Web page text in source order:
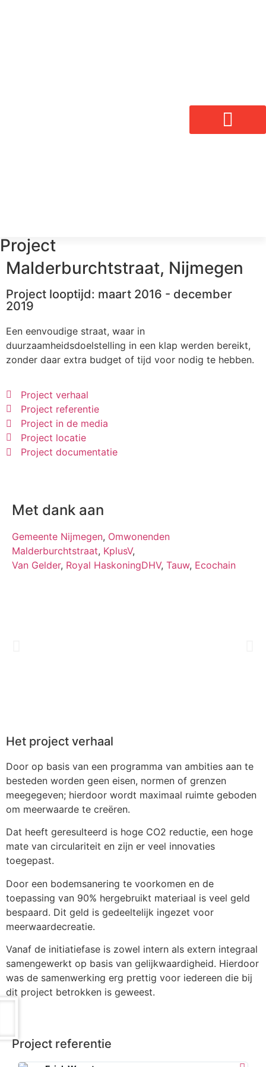
Project
Malderburchtstraat, Nijmegen
Project looptijd: maart 2016 - december
2019
Een eenvoudige straat, waar in
duurzaamheidsdoelstelling in een klap werden bereikt,
zonder daar extra budget of tijd voor nodig te hebben.
Project verhaal
Project referentie
Project in de media
Project locatie
Project documentatie
Met dank aan
Gemeente Nijmegen, Omwonenden
Malderburchtstraat, KplusV,
Van Gelder, Royal HaskoningDHV, Tauw, Ecochain
Het project verhaal
Door op basis van een programma van ambities aan te
besteden worden geen eisen, normen of grenzen
meegegeven; hierdoor wordt maximaal ruimte geboden
om meerwaarde te creëren.
Dat heeft geresulteerd is hoge CO2 reductie, een hoge
mate van circulariteit en zijn er veel innovaties
toegepast.
Door een bodemsanering te voorkomen en de
toepassing van 90% hergebruikt materiaal is veel geld
bespaard. Dit geld is gedeeltelijk ingezet voor
meerwaardecreatie.
Vanaf de initiatiefase is zowel intern als extern integraal
samengewerkt op basis van gelijkwaardigheid. Hierdoor
was de samenwerking erg prettig voor iedereen die bij
dit project betrokken is geweest.
Project referentie